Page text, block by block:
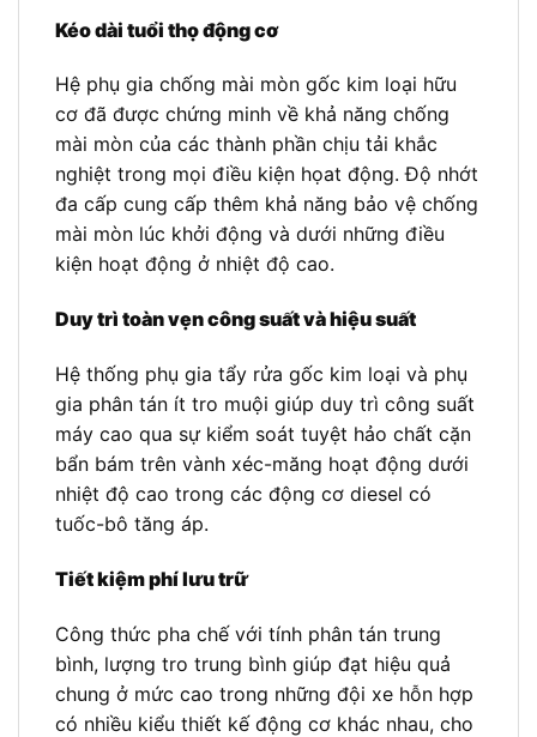
Kéo dài tuổi thọ động cơ
Hệ phụ gia chống mài mòn gốc kim loại hữu
cơ đã được chứng minh về khả năng chống
mài mòn của các thành phần chịu tải khắc
nghiệt trong mọi điều kiện họat động. Độ nhớt
đa cấp cung cấp thêm khả năng bảo vệ chống
mài mòn lúc khởi động và dưới những điều
kiện hoạt động ở nhiệt độ cao.
Duy trì toàn vẹn công suất và hiệu suất
Hệ thống phụ gia tẩy rửa gốc kim loại và phụ
gia phân tán ít tro muội giúp duy trì công suất
máy cao qua sự kiểm soát tuyệt hảo chất cặn
bẩn bám trên vành xéc-măng hoạt động dưới
nhiệt độ cao trong các động cơ diesel có
tuốc-bô tăng áp.
Tiết kiệm phí lưu trữ
Công thức pha chế với tính phân tán trung
bình, lượng tro trung bình giúp đạt hiệu quả
chung ở mức cao trong những đội xe hỗn hợp
có nhiều kiểu thiết kế động cơ khác nhau, cho